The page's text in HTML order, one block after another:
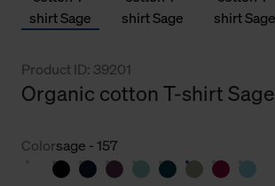
Product ID: 39201
Organic cotton T-shirt Sage
Colorsage - 157